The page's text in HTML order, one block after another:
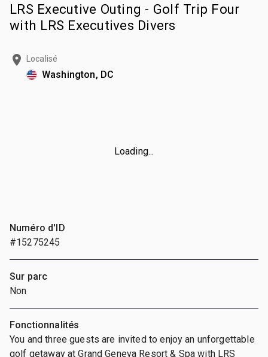
LRS Executive Outing - Golf Trip Four
with LRS Executives Divers
Localisé
Washington, DC
Loading...
Numéro d'ID
#15275245
Sur parc
Non
Fonctionnalités
You and three guests are invited to enjoy an unforgettable
golf getaway at Grand Geneva Resort & Spa with LRS